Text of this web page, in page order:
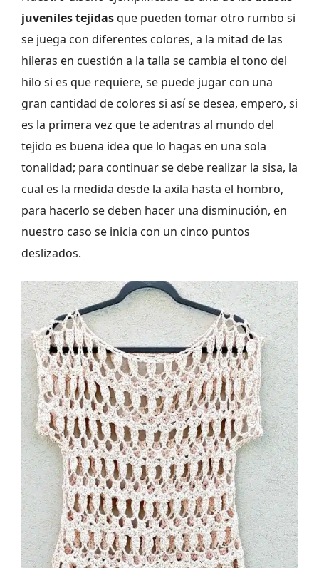
juveniles tejidasque pueden tomar otro rumbo si
se juega con diferentes colores, a la mitad de las
hileras en cuestión a la talla se cambia el tono del
hilo si es que requiere, se puede jugar con una
gran cantidad de colores si así se desea, empero, si
es la primera vez que te adentras al mundo del
tejido es buena idea que lo hagas en una sola
tonalidad; para continuar se debe realizar la sisa, la
cual es la medida desde la axila hasta el hombro,
para hacerlo se deben hacer una disminución, en
nuestro caso se inicia con un cinco puntos
deslizados.